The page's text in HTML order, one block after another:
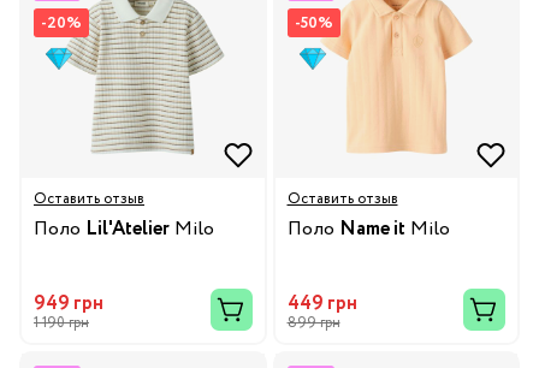
-20%
Оставить отзыв
Поло Lil'Atelier Milo
949 грн
1 190 грн
-50%
Оставить отзыв
Поло Name it Milo
449 грн
899 грн